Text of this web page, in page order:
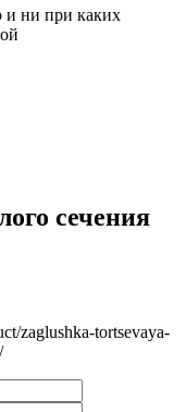
и ни при каких
сечения
zaglushka-tortsevaya-